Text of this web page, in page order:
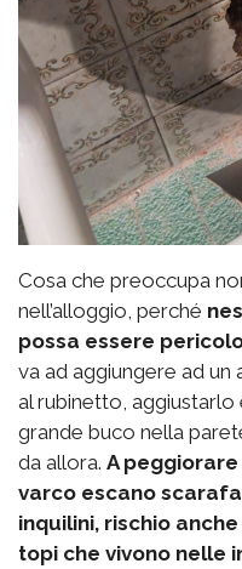
Cosa che preoccupa
nell’alloggio, perché
possa essere
va ad aggiungere ad
al rubinetto,
grande buco nella
da allora. A
varco escano
inquilini, rischio
topi che vivono nelle